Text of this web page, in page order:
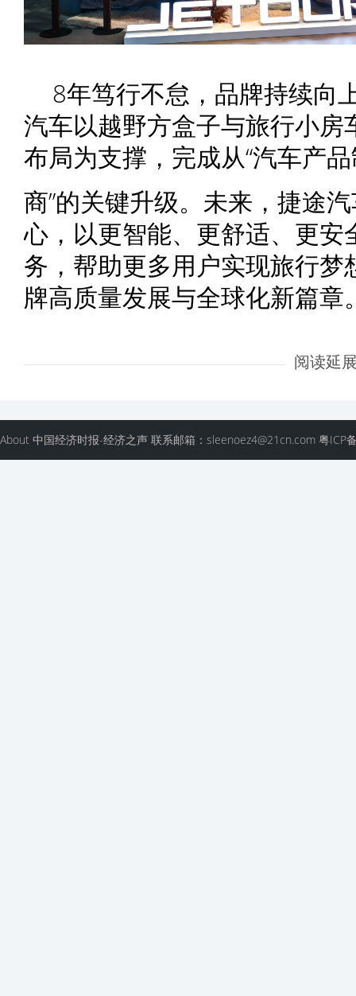
8年笃行不怠，品牌持续向
汽车以越野方盒子与旅行小
布局为支撑，完成从“汽车产
商”的关键升级。未来，捷途
心，以更智能、更舒适、更
务，帮助更多用户实现旅行
牌高质量发展与全球化新篇章
阅读延
About 中国经济时报-经济之声 联系邮箱：sleenoez4@21cn.com 粤ICP